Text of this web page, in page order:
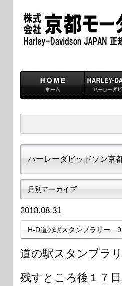
ハーレーダビッドソン
月別アーカイブ
2018.08.31
H-D道の駅スタンプラリー 9
道の駅スタンプラ
残すところ後１７